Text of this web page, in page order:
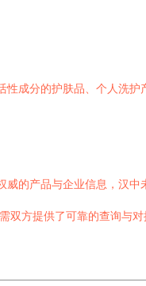
成分的护肤品、个人洗
的产品与企业信息，汉
双方提供了可靠的查询与